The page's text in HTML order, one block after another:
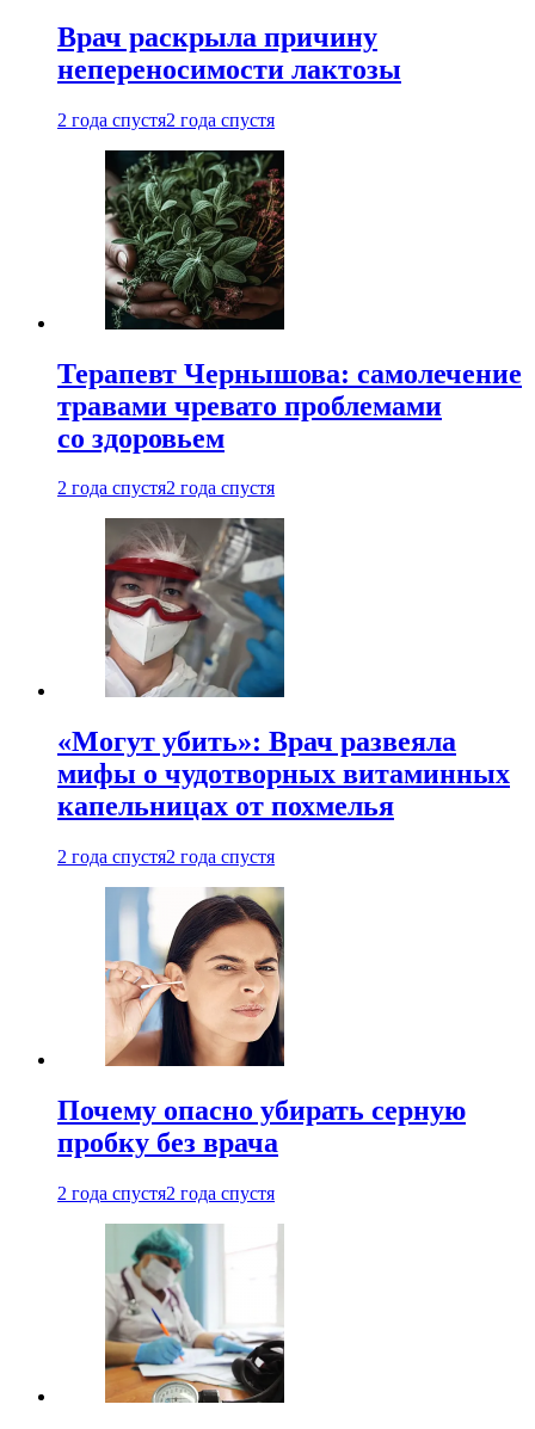
Врач раскрыла причину
непереносимости лактозы
2 года спустя2 года спустя
Терапевт Чернышова: самолечение
травами чревато проблемами
со здоровьем
2 года спустя2 года спустя
«Могут убить»: Врач развеяла
мифы о чудотворных витаминных
капельницах от похмелья
2 года спустя2 года спустя
Почему опасно убирать серную
пробку без врача
2 года спустя2 года спустя